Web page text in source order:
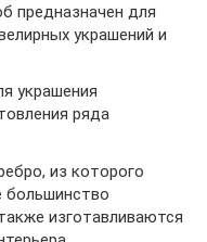
предназначен для
украшений и
украшения
ряда
из которого
большинство
изготавливаются